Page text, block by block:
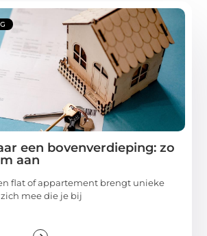
een bovenverdieping: zo
aan
flat of appartement brengt unieke
mee die je bij